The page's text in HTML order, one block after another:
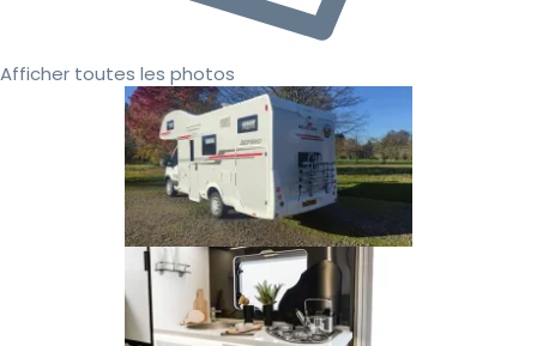
Afficher toutes les photos